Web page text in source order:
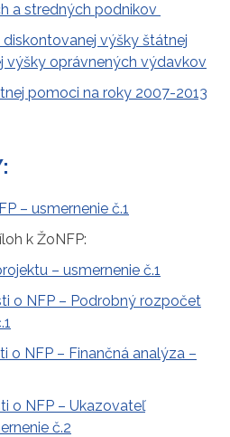
a stredných podnikov
výšky štátnej
výšky oprávnených výdavkov
pomoci na roky 2007-2013
– usmernenie č.1
k ŽoNFP:
– usmernenie č.1
o NFP – Podrobný rozpočet
o NFP – Finančná analýza –
o NFP – Ukazovateľ
č.2